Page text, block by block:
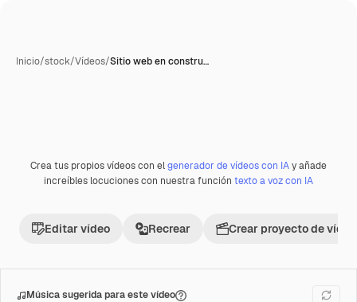
Inicio/stock/Vídeos/Sitio web en constru…
Premium
Crea tus propios vídeos con elgenerador de vídeos con IAy añade
increíbles locuciones con nuestra función texto a voz con IA
Editar vídeo Recrear Crear proyecto de vídeo
Música sugerida para este vídeo